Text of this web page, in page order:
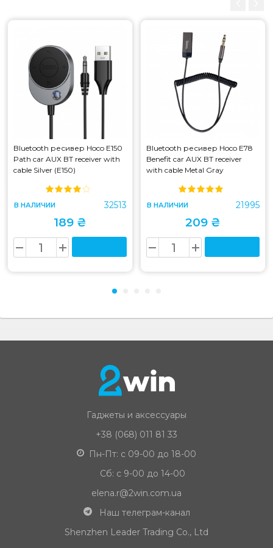
Bluetooth ресивер Hoco E150
Path car AUX BT receiver with
cable Silver (E150)
В НАЛИЧИИ 32513
189 ₴
Bluetooth ресивер Hoco E78
Benefit car AUX BT receiver
with cable Metal Gray
В НАЛИЧИИ 21995
209 ₴
Гаджеты и аксессуары
+38 (068) 011 81 33
Пн-Пт: с 09-00 до 18-00
Сб: с 9-00 до 14-00
elena.r@2win.com.ua
Наш телеграм-канал
Shenzhen Leader Trading Co., Ltd